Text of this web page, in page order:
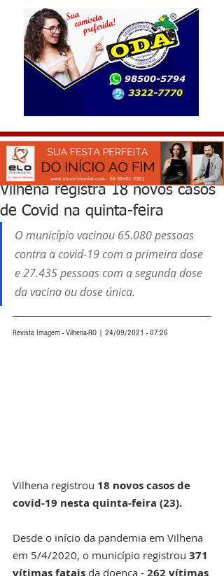
Vilhena registra 18 novos casos
de Covid na quinta-feira
O município vacinou 65.080 pessoas
contra a covid-19 com a primeira dose
e 27.435 pessoas com a segunda dose
da vacina ou dose única.
Revista Imagem - Vilhena-RO | 24/09/2021 - 07:26
Vilhena registrou 18 novos casos de
covid-19 nesta quinta-feira (23).
Desde o início da pandemia em Vilhena
em 5/4/2020, o município registrou 371
vítimas fatais da doença - 262 vítimas